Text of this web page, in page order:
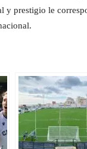
y prestigio le